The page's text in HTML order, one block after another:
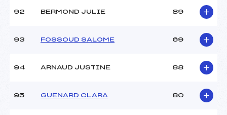
92 BERMOND JULIE 89
93 FOSSOUD SALOME 69
94 ARNAUD JUSTINE 88
95 GUENARD CLARA 80